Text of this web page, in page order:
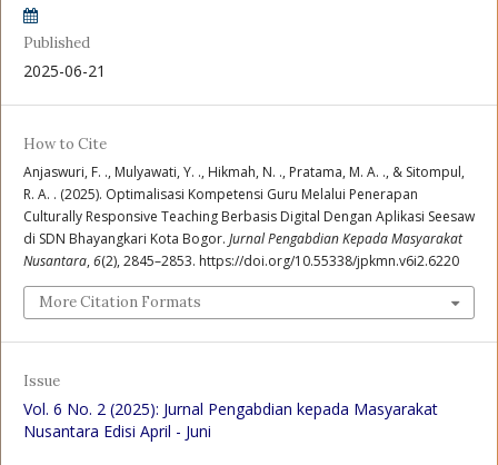
Published
2025-06-21
How to Cite
Anjaswuri, F. ., Mulyawati, Y. ., Hikmah, N. ., Pratama, M. A. ., & Sitompul,
R. A. . (2025). Optimalisasi Kompetensi Guru Melalui Penerapan
Culturally Responsive Teaching Berbasis Digital Dengan Aplikasi Seesaw
di SDN Bhayangkari Kota Bogor. Jurnal Pengabdian Kepada Masyarakat
Nusantara, 6(2), 2845–2853. https://doi.org/10.55338/jpkmn.v6i2.6220
More Citation Formats
Issue
Vol. 6 No. 2 (2025): Jurnal Pengabdian kepada Masyarakat
Nusantara Edisi April - Juni